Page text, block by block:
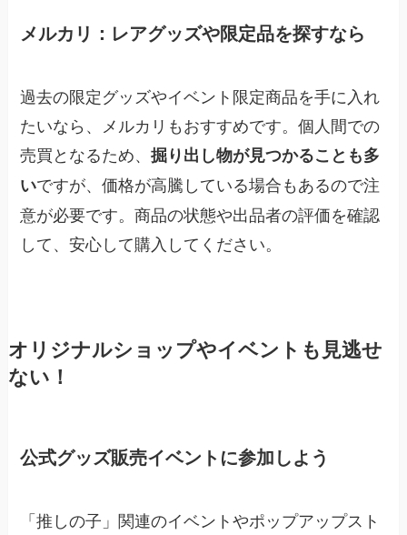
メルカリ：レアグッズや限定品を探すなら
過去の限定グッズやイベント限定商品を手に入れ
たいなら、メルカリもおすすめです。個人間での
売買となるため、掘り出し物が見つかることも多
いですが、価格が高騰している場合もあるので注
意が必要です。商品の状態や出品者の評価を確認
して、安心して購入してください。
オリジナルショップやイベントも見逃せ
ない！
公式グッズ販売イベントに参加しよう
「推しの子」関連のイベントやポップアップスト